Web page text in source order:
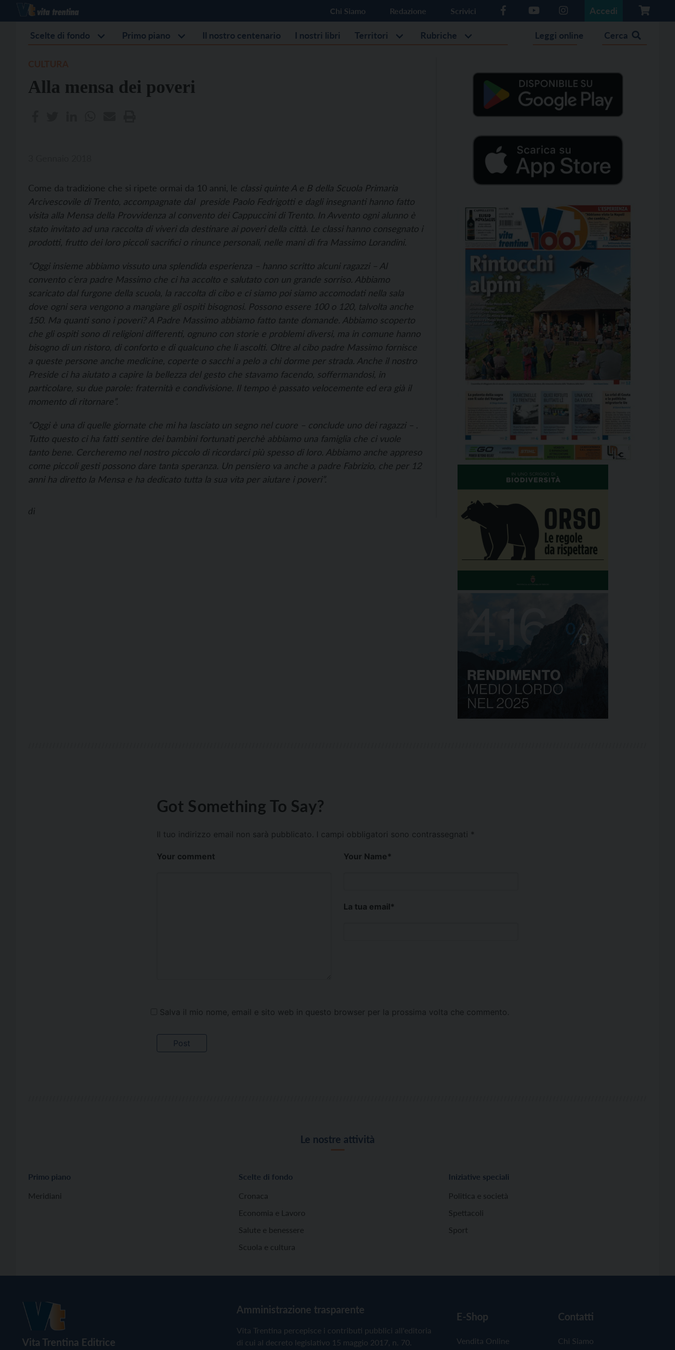
Chi Siamo Redazione Scrivici Accedi
Scelte di fondo Primo piano Il nostro centenario I nostri libri Territori Rubriche Leggi online Cerca
Alla mensa dei poveri
Come da tradizione che si ripete ormai da 10 anni, le classi quinte A e B della Scuola Primaria
Arcivescovile di Trento, accompagnate dal preside Paolo Fedrigotti e dagli insegnanti hanno fatto
visita alla Mensa della Provvidenza al convento dei Cappuccini di Trento. In Avvento ogni alunno è
stato invitato ad una raccolta di viveri da destinare ai poveri della città. Le classi hanno consegnato i
prodotti, frutto dei loro piccoli sacrifici o rinunce personali, nelle mani di fra Massimo Lorandini.
“Oggi insieme abbiamo vissuto una splendida esperienza – hanno scritto alcuni ragazzi – Al
convento c’era padre Massimo che ci ha accolto e salutato con un grande sorriso. Abbiamo
scaricato dal furgone della scuola, la raccolta di cibo e ci siamo poi siamo accomodati nella sala
dove ogni sera vengono a mangiare gli ospiti bisognosi. Possono essere 100 o 120, talvolta anche
150. Ma quanti sono i poveri? A Padre Massimo abbiamo fatto tante domande. Abbiamo scoperto
che gli ospiti sono di religioni differenti, ognuno con storie e problemi diversi, ma in comune hanno
bisogno di un ristoro, di conforto e di qualcuno che li ascolti. Oltre al cibo padre Massimo fornisce
a queste persone anche medicine, coperte o sacchi a pelo a chi dorme per strada. Anche il nostro
Preside ci ha aiutato a capire la bellezza del gesto che stavamo facendo, soffermandosi, in
particolare, su due parole: fraternità e condivisione. Il tempo è passato velocemente ed era già il
momento di ritornare”.
“Oggi è una di quelle giornate che mi ha lasciato un segno nel cuore – conclude uno dei ragazzi – .
Tutto questo ci ha fatti sentire dei bambini fortunati perchè abbiamo una famiglia che ci vuole
tanto bene. Cercheremo nel nostro piccolo di ricordarci più spesso di loro. Abbiamo anche appreso
come piccoli gesti possono dare tanta speranza. Un pensiero va anche a padre Fabrizio, che per 12
anni ha diretto la Mensa e ha dedicato tutta la sua vita per aiutare i poveri”.
di
Got Something To Say?
Il tuo indirizzo email non sarà pubblicato. I campi obbligatori sono contrassegnati *
Your comment Your Name*
La tua email*
Salva il mio nome, email e sito web in questo browser per la prossima volta che commento.
Le nostre attività
Primo piano
Meridiani
Scelte di fondo
Cronaca
Economia e Lavoro
Salute e benessere
Scuola e cultura
Iniziative speciali
Politica e società
Spettacoli
Sport
Vita Trentina Editrice
Amministrazione trasparente
Vita Trentina percepisce i contributi pubblici all'editoria
di cui al decreto legislativo 15 maggio 2017, n. 70.
E-Shop
Vendita Online
Contatti
Chi Siamo